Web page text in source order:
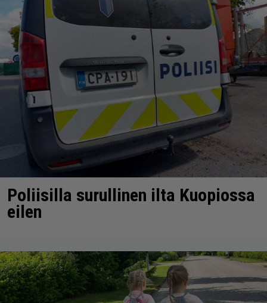
Poliisilla surullinen ilta Kuopiossa
eilen